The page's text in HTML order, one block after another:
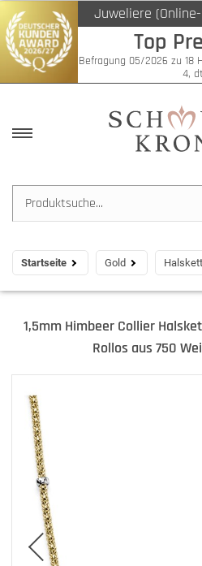
Juweliere
Top
Befragung 05/2026 zu 18
4,
Startseite Gold
1,5mm Himbeer Collier
Rollos aus 750